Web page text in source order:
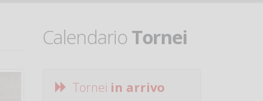
CalendarioTornei
Tornei in arrivo